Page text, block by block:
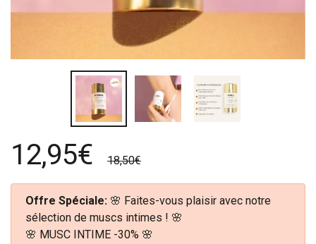
12,95€ 18,50€
Offre Spéciale: 🌸 Faites-vous plaisir avec notre
sélection de muscs intimes ! 🌸
🌸 MUSC INTIME -30% 🌸